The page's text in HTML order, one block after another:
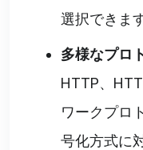
選択できます
多様なプロ
HTTP、
ワークプロ
号化方式に